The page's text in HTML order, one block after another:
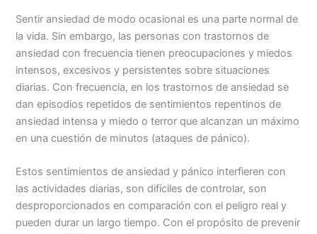
Sentir ansiedad de modo ocasional es una parte normal de
la vida. Sin embargo, las personas con trastornos de
ansiedad con frecuencia tienen preocupaciones y miedos
intensos, excesivos y persistentes sobre situaciones
diarias. Con frecuencia, en los trastornos de ansiedad se
dan episodios repetidos de sentimientos repentinos de
ansiedad intensa y miedo o terror que alcanzan un máximo
en una cuestión de minutos (ataques de pánico).
Estos sentimientos de ansiedad y pánico interfieren con
las actividades diarias, son difíciles de controlar, son
desproporcionados en comparación con el peligro real y
pueden durar un largo tiempo. Con el propósito de prevenir